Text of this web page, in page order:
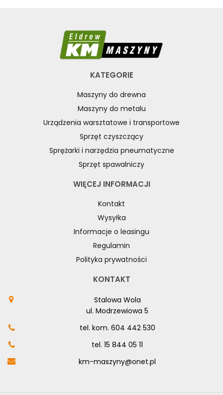
KATEGORIE
Maszyny do drewna
Maszyny do metalu
Urządzenia warsztatowe i transportowe
Sprzęt czyszczący
Sprężarki i narzędzia pneumatyczne
Sprzęt spawalniczy
WIĘCEJ INFORMACJI
Kontakt
Wysyłka
Informacje o leasingu
Regulamin
Polityka prywatności
KONTAKT
Stalowa Wola
ul. Modrzewiowa 5
tel. kom. 604 442 530
tel. 15 844 05 11
km-maszyny@onet.pl